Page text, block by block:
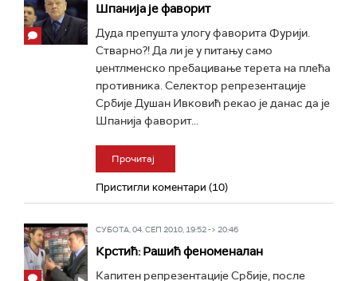
Шпанија је фаворит
Дуда препушта улогу фаворита Фурији.
Стварно?! Да ли је у питању само
џентлменско пребацивање терета на плећа
противника. Селектор репрезентације
Србије Душан Ивковић рекао је данас да је
Шпанија фаворит...
Прочитај
Пристигли коментари (10)
СУБОТА, 04. СЕП 2010, 19:52 -> 20:46
Крстић: Рашић феноменалан
Капитен репрезентације Србије, после